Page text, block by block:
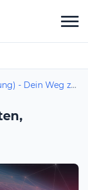
zur Amateurfunklizenz